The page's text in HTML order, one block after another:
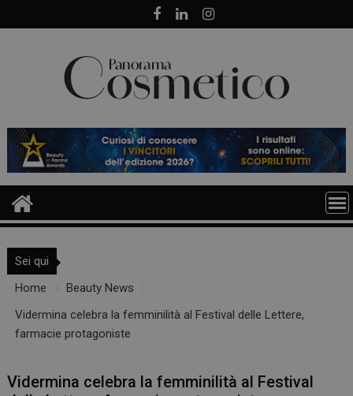
to
Sei qui
Home
Beauty News
Vidermina celebra la femminilità al Festival delle Lettere,
farmacie protagoniste
Vidermina celebra la femminilità al Festival